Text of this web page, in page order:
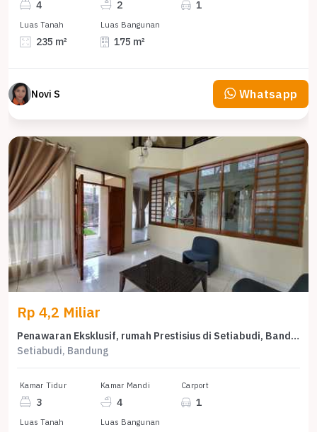
4 2 1
Luas Tanah
235 m²
Luas Bangunan
175 m²
Novi S Whatsapp
Rp 4,2 Miliar
Penawaran Eksklusif, rumah Prestisius di Setiabudi, Bandung, LB 350m²
Setiabudi, Bandung
Kamar Tidur
3
Kamar Mandi
4
Carport
1
Luas Tanah Luas Bangunan